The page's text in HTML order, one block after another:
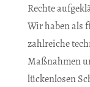
Rechte
Wir haben als
zahlreiche
Maßnahmen
lückenlosen